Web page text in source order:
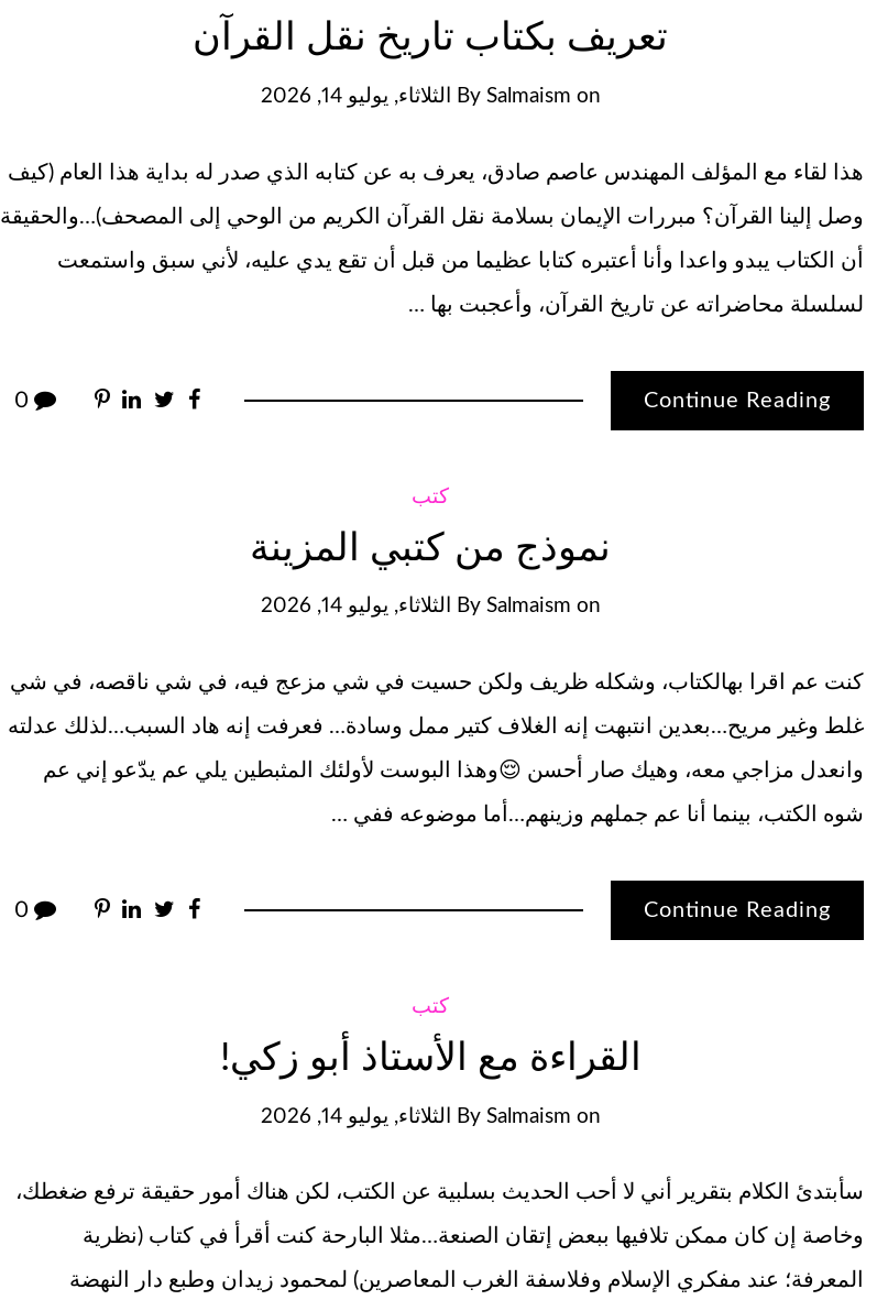
تعريف بكتاب تاريخ نقل القرآن
By Salmaism on الثلاثاء, يوليو 14, 2026
هذا لقاء مع المؤلف المهندس عاصم صادق، يعرف به عن كتابه الذي صدر له بداية هذا العام (كيف
وصل إلينا القرآن؟ مبررات الإيمان بسلامة نقل القرآن الكريم من الوحي إلى المصحف)…والحقيقة
أن الكتاب يبدو واعدا وأنا أعتبره كتابا عظيما من قبل أن تقع يدي عليه، لأني سبق واستمعت
لسلسلة محاضراته عن تاريخ القرآن، وأعجبت بها …
Continue Reading
0
كتب
نموذج من كتبي المزينة
By Salmaism on الثلاثاء, يوليو 14, 2026
كنت عم اقرا بهالكتاب، وشكله ظريف ولكن حسيت في شي مزعج فيه، في شي ناقصه، في شي
غلط وغير مريح…بعدين انتبهت إنه الغلاف كتير ممل وسادة… فعرفت إنه هاد السبب…لذلك عدلته
وانعدل مزاجي معه، وهيك صار أحسن 😌وهذا البوست لأولئك المثبطين يلي عم يدّعو إني عم
شوه الكتب، بينما أنا عم جملهم وزينهم…أما موضوعه ففي …
Continue Reading
0
كتب
القراءة مع الأستاذ أبو زكي!
By Salmaism on الثلاثاء, يوليو 14, 2026
سأبتدئ الكلام بتقرير أني لا أحب الحديث بسلبية عن الكتب، لكن هناك أمور حقيقة ترفع ضغطك،
وخاصة إن كان ممكن تلافيها ببعض إتقان الصنعة…مثلا البارحة كنت أقرأ في كتاب (نظرية
المعرفة؛ عند مفكري الإسلام وفلاسفة الغرب المعاصرين) لمحمود زيدان وطبع دار النهضة